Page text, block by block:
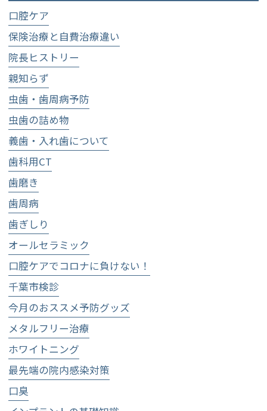
口腔ケア
保険治療と自費治療違い
院長ヒストリー
親知らず
虫歯・歯周病予防
虫歯の詰め物
義歯・入れ歯について
歯科用CT
歯磨き
歯周病
歯ぎしり
オールセラミック
口腔ケアでコロナに負けない！
千葉市検診
今月のおススメ予防グッズ
メタルフリー治療
ホワイトニング
最先端の院内感染対策
口臭